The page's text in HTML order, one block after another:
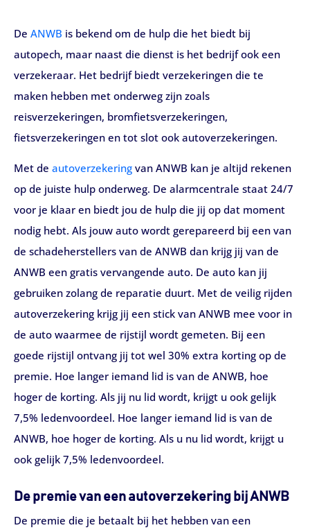
De ANWB is bekend om de hulp die het biedt bij
autopech, maar naast die dienst is het bedrijf ook een
verzekeraar. Het bedrijf biedt verzekeringen die te
maken hebben met onderweg zijn zoals
reisverzekeringen, bromfietsverzekeringen,
fietsverzekeringen en tot slot ook autoverzekeringen.
Met de autoverzekering van ANWB kan je altijd rekenen
op de juiste hulp onderweg. De alarmcentrale staat 24/7
voor je klaar en biedt jou de hulp die jij op dat moment
nodig hebt. Als jouw auto wordt gerepareerd bij een van
de schadeherstellers van de ANWB dan krijg jij van de
ANWB een gratis vervangende auto. De auto kan jij
gebruiken zolang de reparatie duurt. Met de veilig rijden
autoverzekering krijg jij een stick van ANWB mee voor in
de auto waarmee de rijstijl wordt gemeten. Bij een
goede rijstijl ontvang jij tot wel 30% extra korting op de
premie. Hoe langer iemand lid is van de ANWB, hoe
hoger de korting. Als jij nu lid wordt, krijgt u ook gelijk
7,5% ledenvoordeel. Hoe langer iemand lid is van de
ANWB, hoe hoger de korting. Als u nu lid wordt, krijgt u
ook gelijk 7,5% ledenvoordeel.
De premie van een autoverzekering bij ANWB
De premie die je betaalt bij het hebben van een